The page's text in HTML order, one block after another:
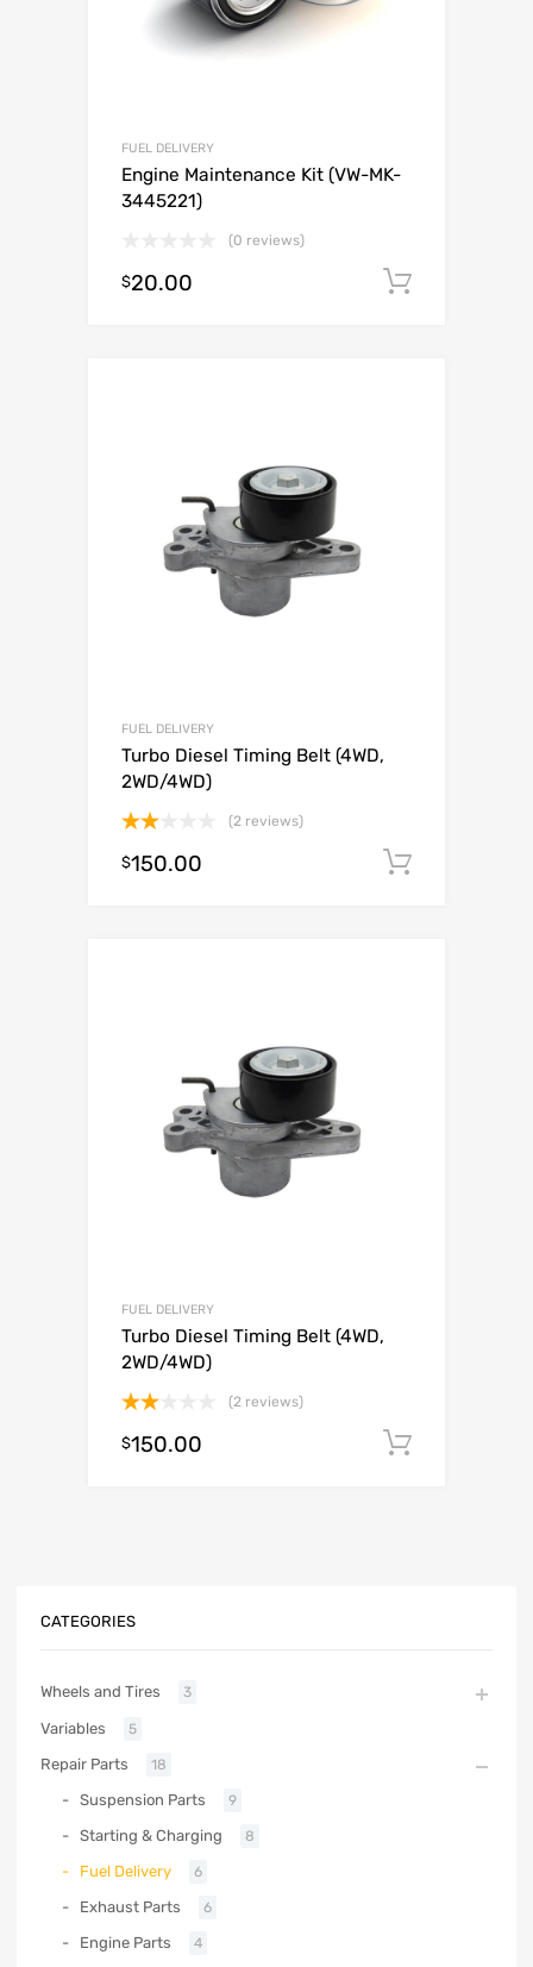
FUEL DELIVERY
Engine Maintenance Kit (VW-MK-
3445221)
(0 reviews)
$20.00
FUEL DELIVERY
Turbo Diesel Timing Belt (4WD,
2WD/4WD)
con
(2 reviews)
$150.00
FUEL DELIVERY
Turbo Diesel Timing Belt (4WD,
2WD/4WD)
con
(2 reviews)
$150.00
CATEGORIES
Wheels and Tires 3
Variables 5
Repair Parts 18
Suspension Parts 9
Starting & Charging 8
Fuel Delivery 6
Exhaust Parts 6
Engine Parts 4